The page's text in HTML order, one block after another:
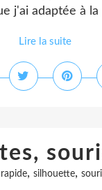
j'ai adaptée à
Lire la suite
rapide, silhouette,